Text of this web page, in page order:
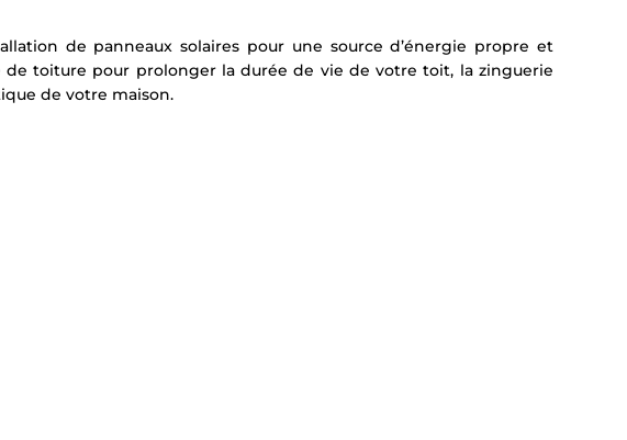
de panneaux solaires pour une source d’énergie propre et
toiture pour prolonger la durée de vie de votre toit, la zinguerie
de votre maison.